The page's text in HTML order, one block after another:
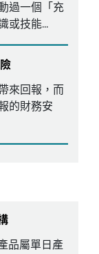
過一個「充
或技能...
來回報，而
的財務安
品屬單日產